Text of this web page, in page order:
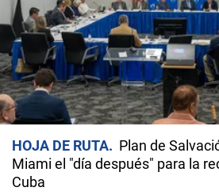
HOJA DE RUTA
Plan de
Miami el "día después" para la
Cuba